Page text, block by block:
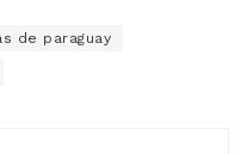
de paraguay